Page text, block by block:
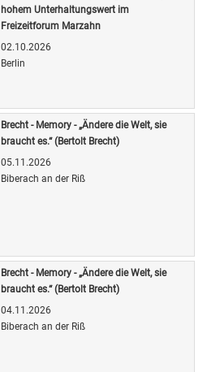
hohem Unterhaltungswert im
Freizeitforum Marzahn
02.10.2026
Berlin
Brecht - Memory - „Ändere die Welt, sie
braucht es.“ (Bertolt Brecht)
05.11.2026
Biberach an der Riß
Brecht - Memory - „Ändere die Welt, sie
braucht es.“ (Bertolt Brecht)
04.11.2026
Biberach an der Riß